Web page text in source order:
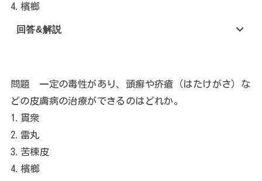
4.檳榔
回答&解説
問題 一定の毒性があり、頭癬や疥瘡（はたけがさ）な
どの皮膚病の治療ができるのはどれか。
1.貫衆
2.雷丸
3.苦楝皮
4.檳榔